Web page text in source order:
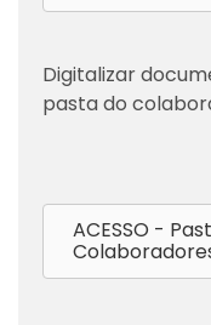
Digitalizar
pasta do
ACESSO -